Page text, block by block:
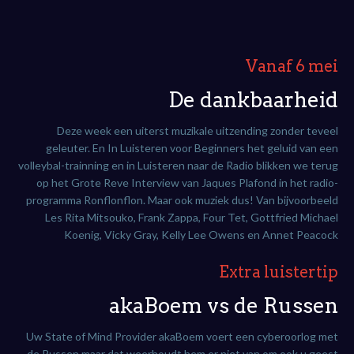
Vanaf 6 mei
De dankbaarheid
Deze week een uiterst muzikale uitzending zonder teveel
geleuter. En In Luisteren voor Beginners het geluid van een
volleybal-trainning en in Luisteren naar de Radio blikken we terug
op het Grote Reve Interview van Jaques Plafond in het radio-
programma Ronflonflon. Maar ook muziek dus! Van bijvoorbeeld
Les Rita Mitsouko, Frank Zappa, Four Tet, Gottfried Michael
Koenig, Vicky Gray, Kelly Lee Owens en Annet Peacock
Extra luistertip
akaBoem vs de Russen
Uw State of Mind Provider akaBoem voert een cyberoorlog met